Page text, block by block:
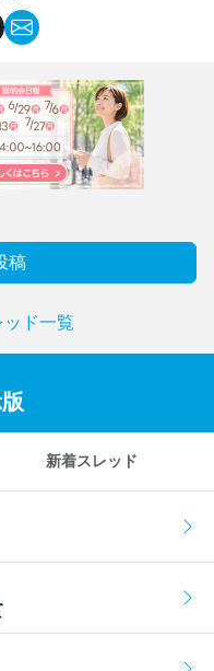
稿
ド一覧
新着スレッド